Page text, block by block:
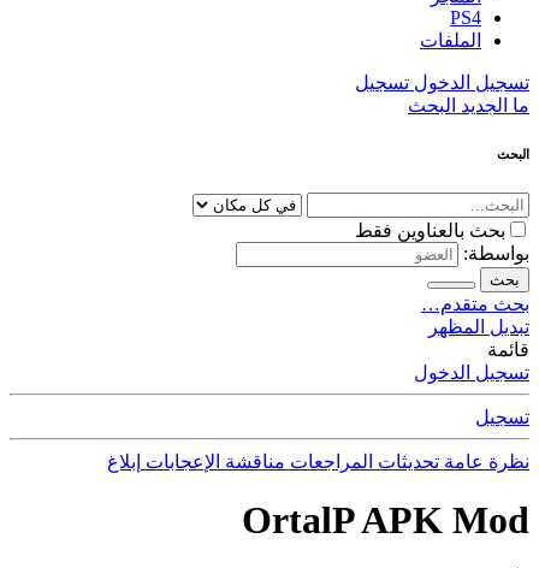
PS4
الملفات
تسجيل الدخول تسجيل
ما الجديد البحث
البحث
بحث بالعناوين فقط
بواسطة:
بحث
بحث متقدم…
تبديل المظهر
قائمة
تسجيل الدخول
تسجيل
نظرة عامة تحديثات المراجعات مناقشة الإعجابات إبلاغ
OrtalP APK Mod